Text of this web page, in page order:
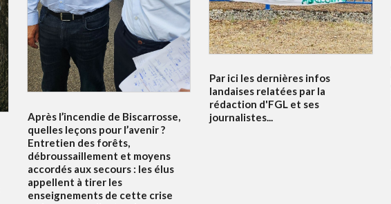
Après l’incendie de Biscarrosse,
quelles leçons pour l’avenir ?
Entretien des forêts,
débroussaillement et moyens
accordés aux secours : les élus
appellent à tirer les
enseignements de cette crise
Par ici les dernières infos
landaises relatées par la
rédaction d'FGL et ses
journalistes...